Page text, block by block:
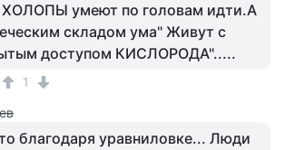
умеют по головам идти.А
складом ума" Живут с
доступом КИСЛОРОДА".....
1
благодаря уравниловке... Люди